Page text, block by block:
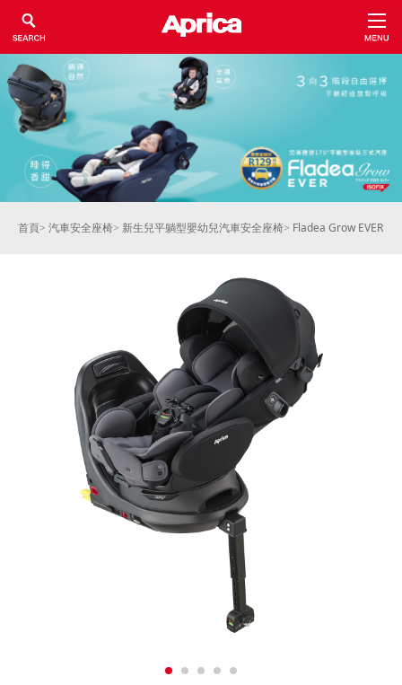
首頁> 汽車安全座椅> 新生兒平躺型嬰幼兒汽車安全座椅> Fladea Grow EVER